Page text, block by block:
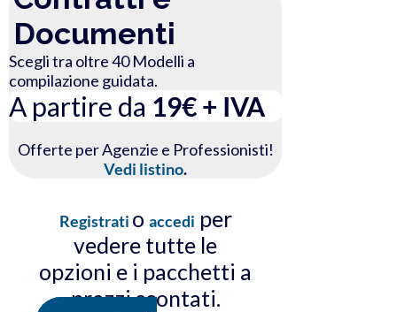
Documenti
Scegli tra oltre 40 Modelli a
compilazione guidata.
A partire da 19€ + IVA
Offerte per Agenzie e Professionisti!
Vedi listino.
Registrati o accedi per
vedere tutte le
opzioni e i pacchetti a
prezzi scontati.